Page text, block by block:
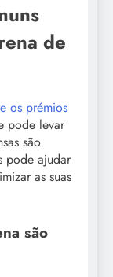
de
os prémios
pode levar
são
pode ajudar
as suas
são